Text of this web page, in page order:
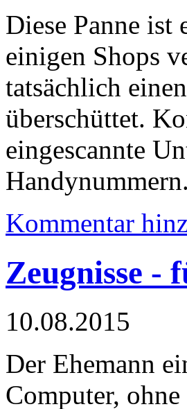
Diese Panne
einigen Shops
tatsächlich
überschüttet.
eingescannte
Handynummern.
Kommentar
Zeugnisse -
10.08.2015
Der Ehemann
Computer,